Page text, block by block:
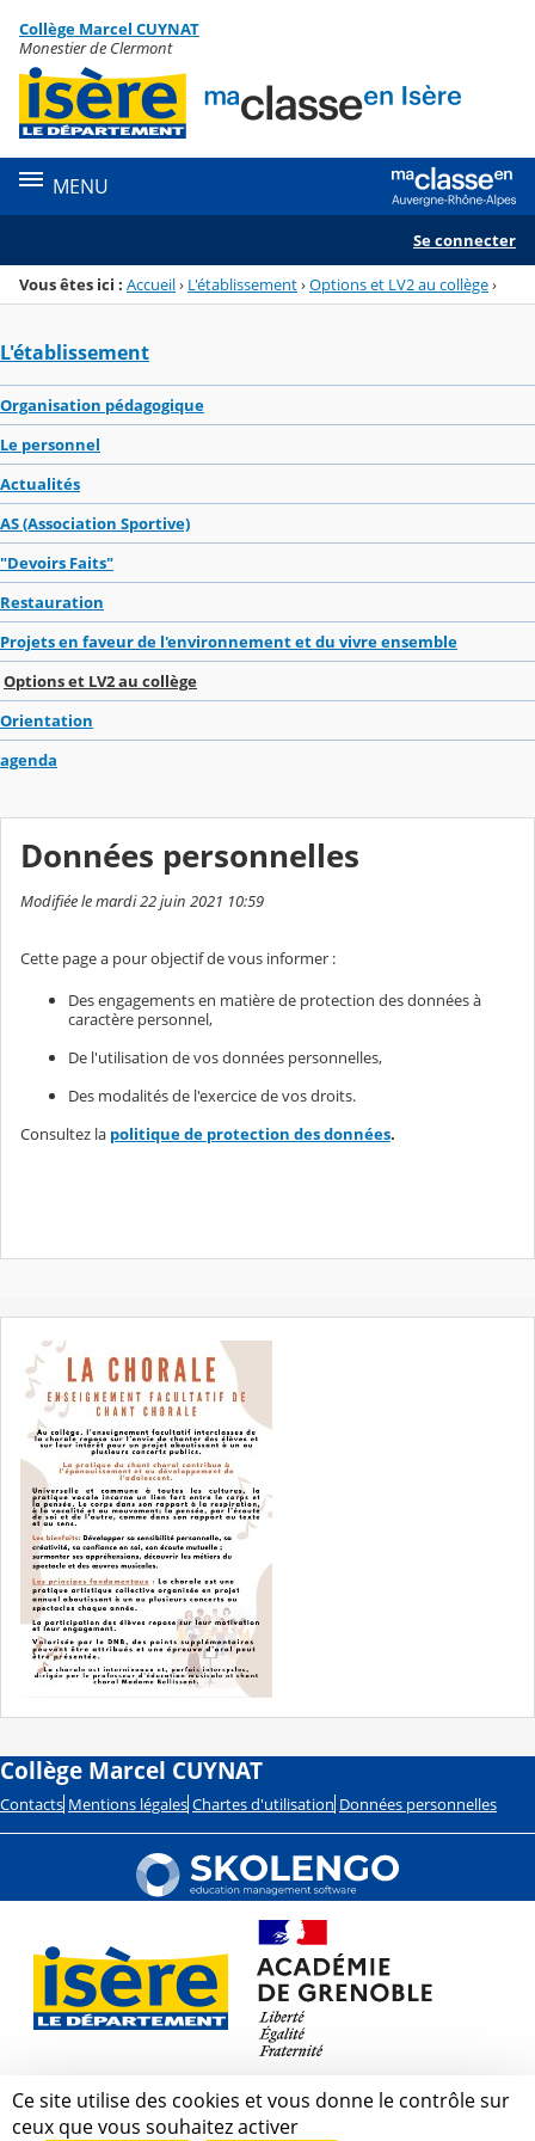
Menu de la rubrique
Contenu
Collège Marcel CUYNAT
Monestier de Clermont
MENU
Se connecter
Vous êtes ici : Accueil› L'établissement›Options et LV2 au collège›
L'établissement
Organisation pédagogique
Le personnel
Actualités
AS (Association Sportive)
"Devoirs Faits"
Restauration
Projets en faveur de l'environnement et du vivre ensemble
Options et LV2 au collège
Orientation
agenda
Données personnelles
Modifiée le mardi 22 juin 2021 10:59
Cette page a pour objectif de vous informer :
Des engagements en matière de protection des données à
caractère personnel,
De l'utilisation de vos données personnelles,
Des modalités de l'exercice de vos droits.
Consultez la politique de protection des données.
Collège Marcel CUYNAT
Contacts Mentions légales Chartes d'utilisation Données personnelles
Ce site utilise des cookies et vous donne le contrôle sur
ceux que vous souhaitez activer